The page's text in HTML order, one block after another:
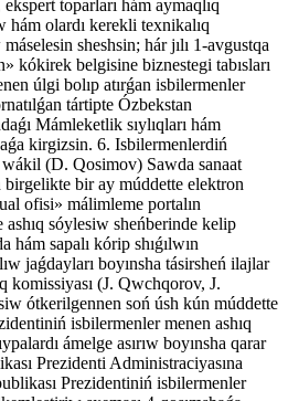
toparları hám aymaqlıq
hám olardı kerekli texnikalıq
sheshsin; hár jılı 1-avgustqa
kókirek belgisine biznestegi tabısları
úlgi bolıp atırǵan isbilermenler
tártipte Ózbekstan
Mámleketlik sıylıqları hám
kirgizsin. 6. Isbilermenlerdiń
wákil (D. Qosimov) Sawda sanaat
birgelikte bir ay múddette elektron
ofisi» málimleme portalın
ashıq sóylesiw sheńberinde kelip
hám sapalı kórip shıǵılwın
jaǵdayları boyınsha tásirsheń ilajlar
komissiyası (J. Qwchqorov, J.
ótkerilgennen soń úsh kún múddette
isbilermenler menen ashıq
ámelge asırıw boyınsha qarar
Prezidenti Administraciyasına
Prezidentiniń isbilermenler